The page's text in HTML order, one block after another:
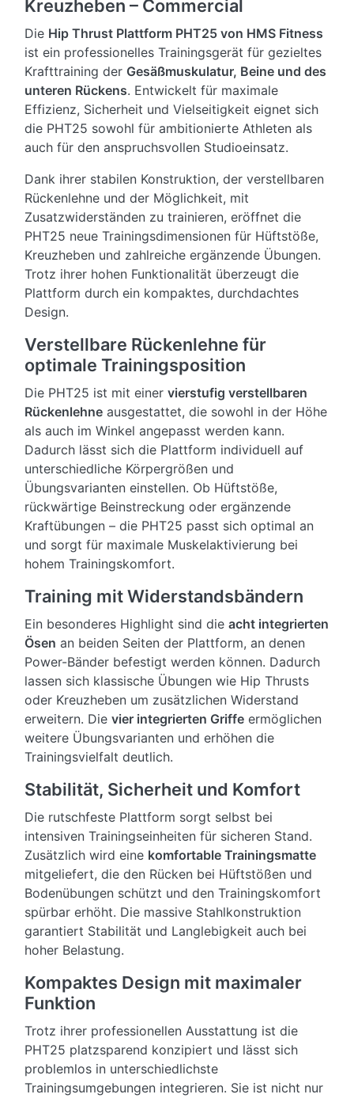
Kreuzheben – Commercial
Die Hip Thrust Plattform PHT25 von HMS Fitness
ist ein professionelles Trainingsgerät für gezieltes
Krafttraining der Gesäßmuskulatur, Beine und des
unteren Rückens. Entwickelt für maximale
Effizienz, Sicherheit und Vielseitigkeit eignet sich
die PHT25 sowohl für ambitionierte Athleten als
auch für den anspruchsvollen Studioeinsatz.
Dank ihrer stabilen Konstruktion, der verstellbaren
Rückenlehne und der Möglichkeit, mit
Zusatzwiderständen zu trainieren, eröffnet die
PHT25 neue Trainingsdimensionen für Hüftstöße,
Kreuzheben und zahlreiche ergänzende Übungen.
Trotz ihrer hohen Funktionalität überzeugt die
Plattform durch ein kompaktes, durchdachtes
Design.
Verstellbare Rückenlehne für
optimale Trainingsposition
Die PHT25 ist mit einer vierstufig verstellbaren
Rückenlehne ausgestattet, die sowohl in der Höhe
als auch im Winkel angepasst werden kann.
Dadurch lässt sich die Plattform individuell auf
unterschiedliche Körpergrößen und
Übungsvarianten einstellen. Ob Hüftstöße,
rückwärtige Beinstreckung oder ergänzende
Kraftübungen – die PHT25 passt sich optimal an
und sorgt für maximale Muskelaktivierung bei
hohem Trainingskomfort.
Training mit Widerstandsbändern
Ein besonderes Highlight sind die acht integrierten
Ösen an beiden Seiten der Plattform, an denen
Power-Bänder befestigt werden können. Dadurch
lassen sich klassische Übungen wie Hip Thrusts
oder Kreuzheben um zusätzlichen Widerstand
erweitern. Die vier integrierten Griffe ermöglichen
weitere Übungsvarianten und erhöhen die
Trainingsvielfalt deutlich.
Stabilität, Sicherheit und Komfort
Die rutschfeste Plattform sorgt selbst bei
intensiven Trainingseinheiten für sicheren Stand.
Zusätzlich wird eine komfortable Trainingsmatte
mitgeliefert, die den Rücken bei Hüftstößen und
Bodenübungen schützt und den Trainingskomfort
spürbar erhöht. Die massive Stahlkonstruktion
garantiert Stabilität und Langlebigkeit auch bei
hoher Belastung.
Kompaktes Design mit maximaler
Funktion
Trotz ihrer professionellen Ausstattung ist die
PHT25 platzsparend konzipiert und lässt sich
problemlos in unterschiedlichste
Trainingsumgebungen integrieren. Sie ist nicht nur